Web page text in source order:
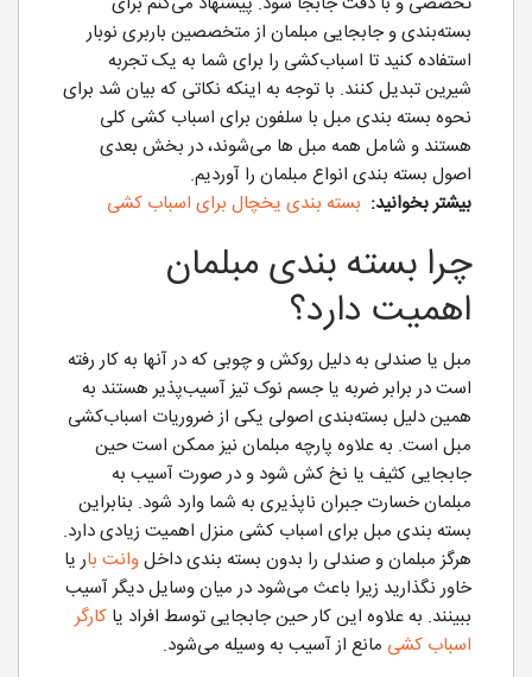
بسته‌بندی و جابجایی مبلمان از متخصصین باربری نوبار
استفاده کنید تا اسباب‌کشی را برای شما به یک تجربه
شیرین تبدیل کنند. با توجه به اینکه نکاتی که بیان شد برای
نحوه بسته بندی مبل با سلفون برای اسباب کشی کلی
هستند و شامل همه مبل ها می‌شوند، در بخش بعدی
اصول بسته‌ بندی انواع مبلمان را آوردیم.
بیشتر بخوانید: بسته بندی یخچال برای اسباب کشی
چرا بسته بندی مبلمان
اهمیت دارد؟
مبل یا صندلی به دلیل روکش و چوبی که در آنها به کار رفته
است در برابر ضربه یا جسم نوک تیز آسیب‌پذیر هستند به
همین دلیل بسته‌بندی اصولی یکی از ضروریات اسباب‌کشی
مبل است. به علاوه پارچه مبلمان نیز ممکن است حین
جابجایی کثیف یا نخ کش شود و در صورت آسیب به
مبلمان خسارت جبران ناپذیری به شما وارد شود. بنابراین
بسته بندی مبل برای اسباب کشی منزل اهمیت زیادی دارد.
هرگز مبلمان و صندلی را بدون بسته بندی داخلوانت بار یا
خاور نگذارید زیرا باعث می‌شود در میان وسایل دیگر آسیب
ببینند. به علاوه این کار حین جابجایی توسط افراد یا کارگر
اسباب کشی مانع از آسیب به وسیله می‌شود.